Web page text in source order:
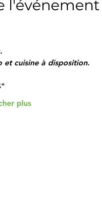
l'événement
et cuisine à disposition.
plus